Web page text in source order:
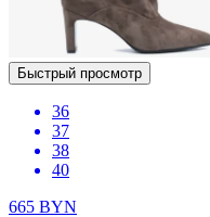
Быстрый просмотр
36
37
38
40
665 BYN